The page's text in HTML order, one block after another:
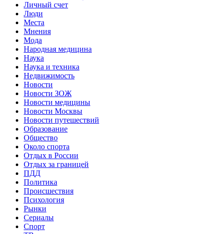
Личный счет
Люди
Места
Мнения
Мода
Народная медицина
Наука
Наука и техника
Недвижимость
Новости
Новости ЗОЖ
Новости медицины
Новости Москвы
Новости путешествий
Образование
Общество
Около спорта
Отдых в России
Отдых за границей
ПДД
Политика
Происшествия
Психология
Рынки
Сериалы
Спорт